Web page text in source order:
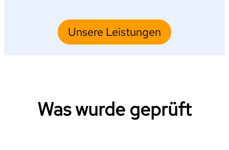
Unsere Leistungen
Was wurde geprüft